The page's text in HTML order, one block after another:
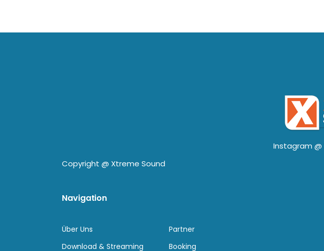
Instagram @
Copyright @ Xtreme Sound
Navigation
Über Uns
Download & Streaming
Partner
Booking